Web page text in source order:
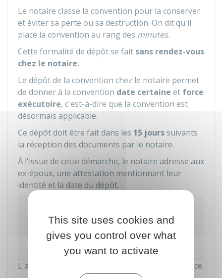
Le notaire classe la convention pour la conserver
et éviter sa perte ou sa destruction. On dit qu'il
place la convention au rang des minutes.
Cette formalité de dépôt se fait sans rendez-vous
chez le notaire.
Le dépôt de la convention chez le notaire permet
de donner à la convention date certaine et force
exécutoire, c'est-à-dire que la convention est
désormais applicable.
Ce dépôt doit être fait dans les 15 jourssuivants
la réception des documents par le notaire.
À l'issue de cette démarche, le notaire adresse aux
ex-époux, une attestation mentionnant leur
identité et la date du dépôt.
Si vous perdez votre original de la convention
de divorce, le notaire peut vous en délivrer une
copie.
L'appel n'est pas possible pour ce type de divorce.
This site uses cookies and
gives you control over what
you want to activate